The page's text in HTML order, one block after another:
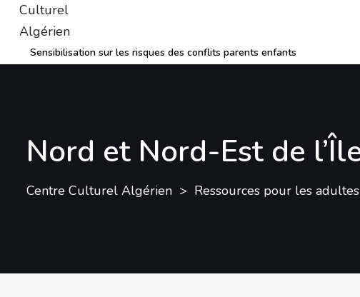
Sensibilisation sur les risques des conflits parents enfants
Nord et Nord-Est de
Centre Culturel Algérien Ressources pour les adultes